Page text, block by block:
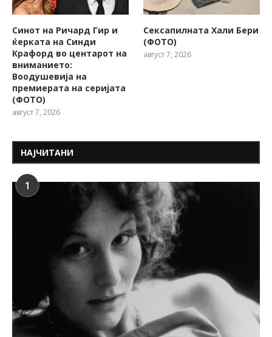
Синот на Ричард Гир и
ќерката на Синди
Крафорд во центарот на
вниманието:
Воодушевија на
премиерата на серијата
(ФОТО)
август 7, 2026
Сексапилната Хали Бери
(ФОТО)
август 7, 2026
НАЈЧИТАНИ
1